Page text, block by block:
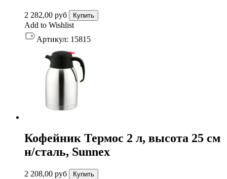
2 282,00 руб Купить
Add to Wishlist
Артикул: 15815
Кофейник Термос 2 л, высота 25 см
н/сталь, Sunnex
2 208,00 руб Купить